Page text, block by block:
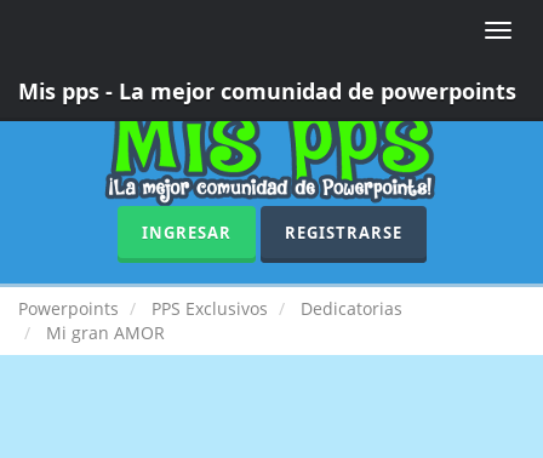
Toggle
Mis pps - La mejor comunidad de powerpoints
INGRESAR REGISTRARSE
Powerpoints PPS Exclusivos
Dedicatorias
Mi gran AMOR